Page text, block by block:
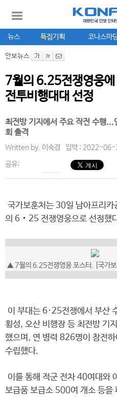
뉴스 특집기획 코나스마
안보뉴스
7월의 6.25전쟁영웅
전투비행대대 선정
최전방 기지에서 주요 작전 수행
회 출격
Written by. 이숙경 입력 : 2022-06-
공유:
국가보훈처는 30일 남아프리
의 6‧25 전쟁영웅으로 선정했
▲ 7월의 6.25전쟁영웅 포스터. [국가
이 부대는 6·25전쟁에서 부산
횡성, 오산 비행장 등 최전방 기
했으며, 연 병력 826명이 참전
수립했다.
이를 통해 적군 전차 40여대와
보급품 보급소 500여 개소 등을